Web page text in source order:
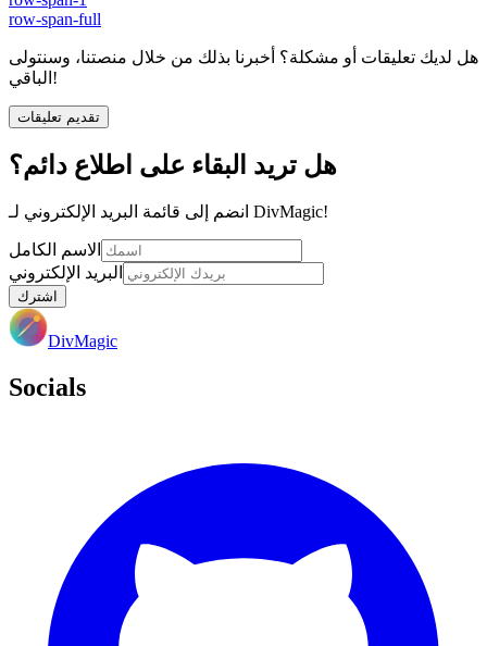
row-span-full
هل لديك تعليقات أو مشكلة؟ أخبرنا بذلك من خلال منصتنا، وسنتولى
الباقي!
تقديم تعليقات
هل تريد البقاء على اطلاع دائم؟
انضم إلى قائمة البريد الإلكتروني لـ DivMagic!
الاسم الكامل
البريد الإلكتروني
اشترك
DivMagic
Socials